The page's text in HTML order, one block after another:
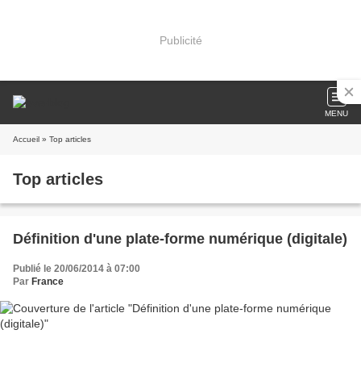
Publicité
MENU
Accueil » Top articles
Top articles
Définition d'une plate-forme numérique (digitale)
Publié le 20/06/2014 à 07:00
Par France